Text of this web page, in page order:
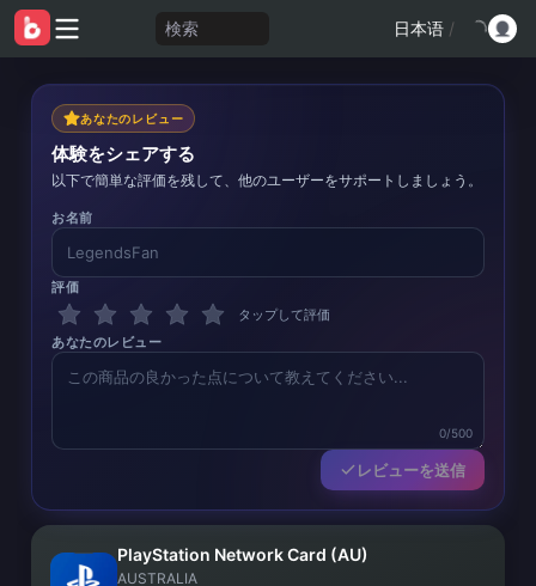
検索 日本语 /
あなたのレビュー
体験をシェアする
以下で簡単な評価を残して、他のユーザーをサポートしましょう。
お名前
評価
タップして評価
あなたのレビュー
0/500
レビューを送信
PlayStation Network Card (AU)
AUSTRALIA